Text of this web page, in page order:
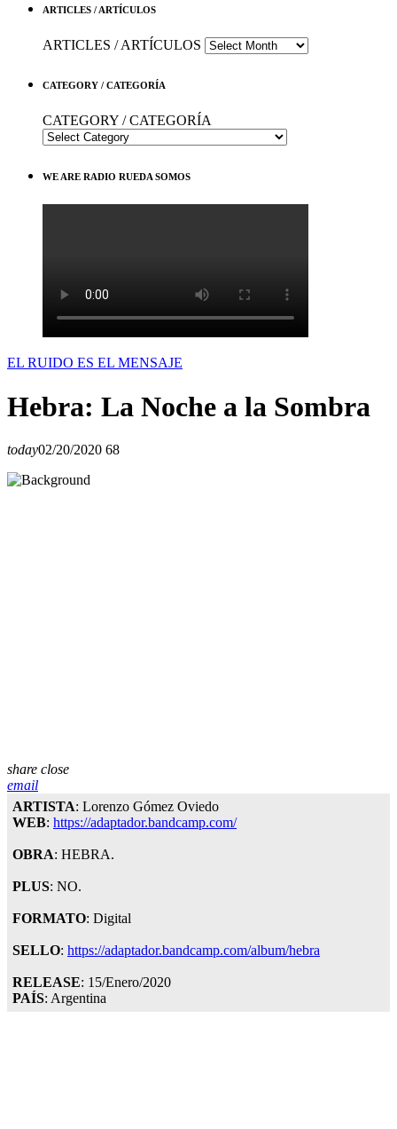
ARTICLES / ARTÍCULOS
ARTICLES / ARTÍCULOS
CATEGORY / CATEGORÍA
CATEGORY / CATEGORÍA
WE ARE RADIO RUEDA SOMOS
EL RUIDO ES EL MENSAJE
Hebra: La Noche a la Sombra
today02/20/2020 68
share close
email
ARTISTA: Lorenzo Gómez Oviedo
WEB: https://adaptador.bandcamp.com/
OBRA: HEBRA.
PLUS: NO.
FORMATO: Digital
SELLO: https://adaptador.bandcamp.com/album/hebra
RELEASE: 15/Enero/2020
PAÍS: Argentina